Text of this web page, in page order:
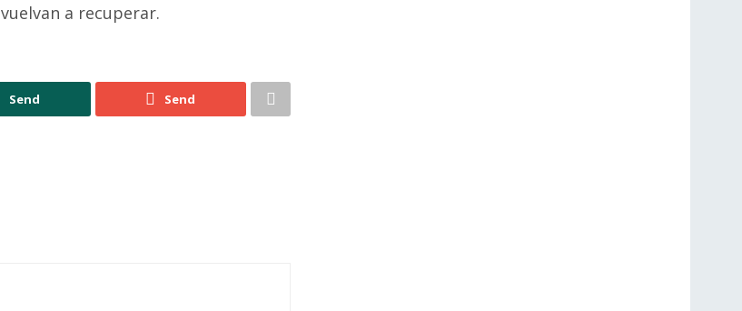
a recuperar.
Send Send